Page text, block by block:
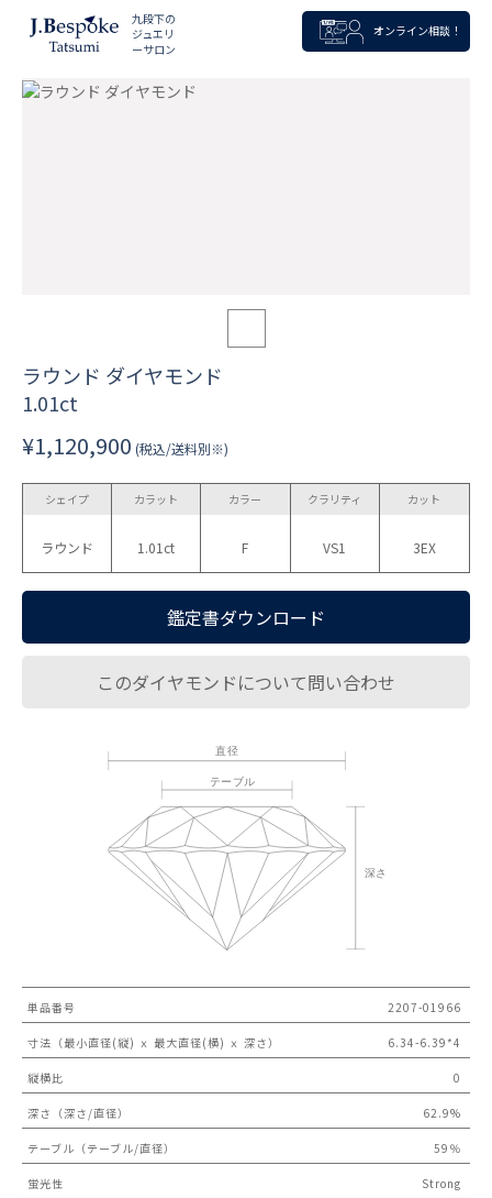
九段下の
ジュエリ
ーサロン
オンライン相談！
ラウンド ダイヤモンド
1.01ct
¥1,120,900 (税込/送料別※)
シェイプ
ラウンド
カラット
1.01ct
カラー
F
クラリティ
VS1
カット
3EX
鑑定書ダウンロード
このダイヤモンドについて問い合わせ
単品番号 2207-01966
寸法（最小直径(縦) ｘ 最大直径(横) ｘ 深さ） 6.34-6.39*4
縦横比 0
深さ（深さ/直径） 62.9%
テーブル（テーブル/直径） 59％
蛍光性 Strong